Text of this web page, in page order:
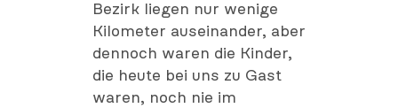
Bezirk liegen nur wenige
Kilometer auseinander, aber
dennoch waren die Kinder,
die heute bei uns zu Gast
waren, noch nie im